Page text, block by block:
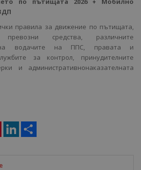
правила за движение по пътищата,
средства, различните
на водачите на ППС, правата и
за контрол, принудителните
и административнонаказателната
PinterestLinkedIn